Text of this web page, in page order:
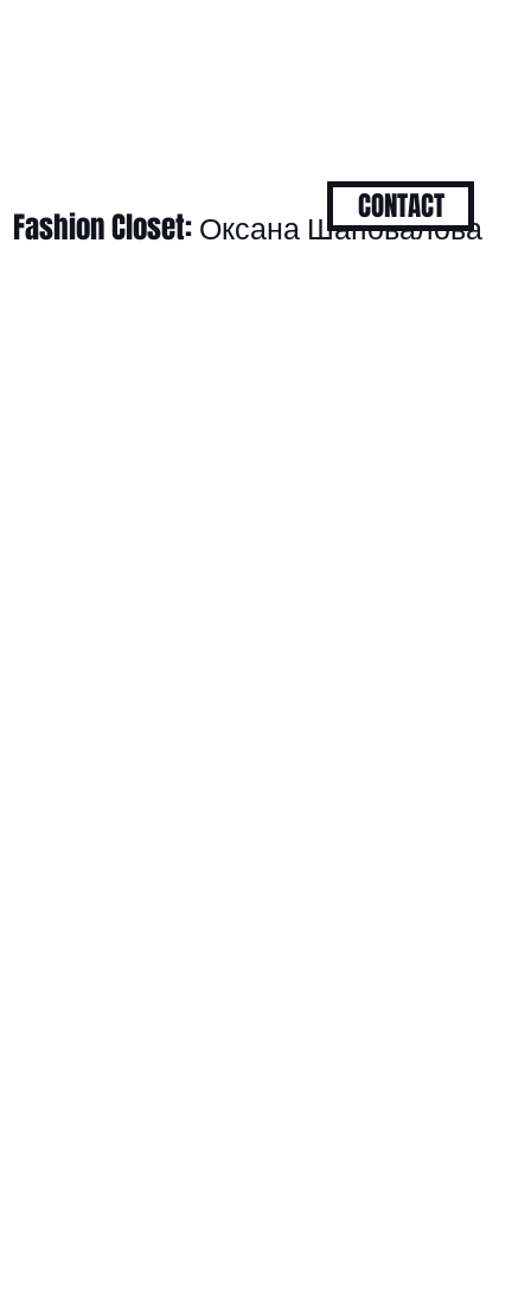
Fashion Closet: Оксана Шаповалова
CONTACT